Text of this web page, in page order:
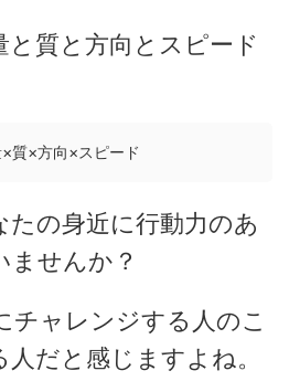
と質と方向とスピード
質×方向×スピード
の身近に行動力のあ
ませんか？
チャレンジする人のこ
だと感じますよね。